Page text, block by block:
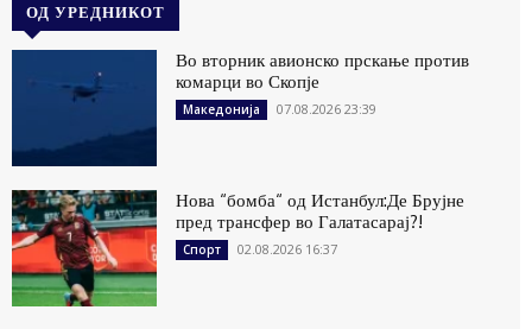
ОД УРЕДНИКОТ
Во вторник авионско прскање против
комарци во Скопје
Македонија 07.08.2026 23:39
Нова “бомба“ од Истанбул:Де Брујне
пред трансфер во Галатасарај?!
Спорт 02.08.2026 16:37